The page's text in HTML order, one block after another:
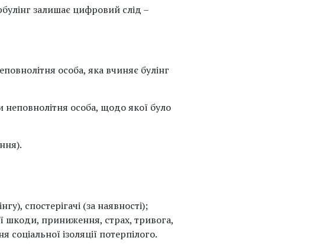
залишає цифровий слід –
особа, яка вчиняє булінг
неповнолітня особа, щодо якої було
спостерігачі (за наявності);
шкоди, приниження, страх, тривога,
ізоляції потерпілого.